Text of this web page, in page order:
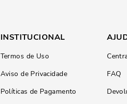
INSTITUCIONAL
Termos de Uso
Aviso de Privacidade
Políticas de Pagamento
FAQ